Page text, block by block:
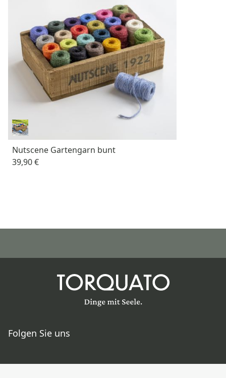
Nutscene Gartengarn bunt
39,90 €
Folgen Sie uns